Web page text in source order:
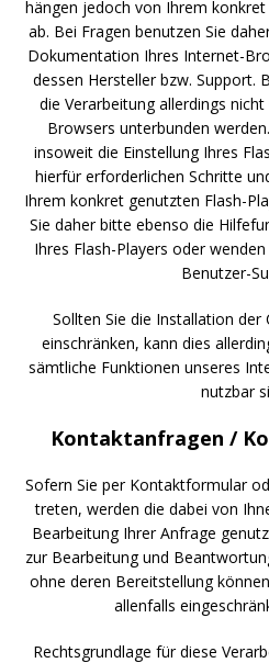
hängen jedoch von Ihrem
ab. Bei Fragen benutzen Sie
Dokumentation Ihres Internet-
dessen Hersteller bzw. Support.
die Verarbeitung allerdings
Browsers unterbunden
insoweit die Einstellung Ihres
hierfür erforderlichen Schritte
Ihrem konkret genutzten Flash-
Sie daher bitte ebenso die
Ihres Flash-Players oder
Benutzer-
Sollten Sie die Installation
einschränken, kann dies
sämtliche Funktionen unseres
nutzbar
Kontaktanfragen /
Sofern Sie per Kontaktformular
treten, werden die dabei von
Bearbeitung Ihrer Anfrage
zur Bearbeitung und
ohne deren Bereitstellung
allenfalls
Rechtsgrundlage für diese